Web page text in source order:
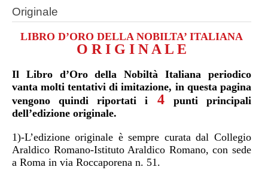
Originale
LIBRO D’ORO DELLA NOBILTA’ ITALIANA
O R I G I N A L E
Il Libro d’Oro della Nobiltà Italiana periodico
vanta molti tentativi di imitazione, in questa pagina
vengono quindi riportati i
4
punti principali
dell’edizione originale.
1)-L’edizione originale è sempre curata dal Collegio
Araldico Romano-Istituto Araldico Romano, con sede
a Roma in via Roccaporena n. 51.